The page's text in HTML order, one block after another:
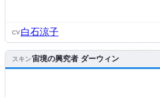
CV白石涼子
スキン宙境の興究者 ダーウィン